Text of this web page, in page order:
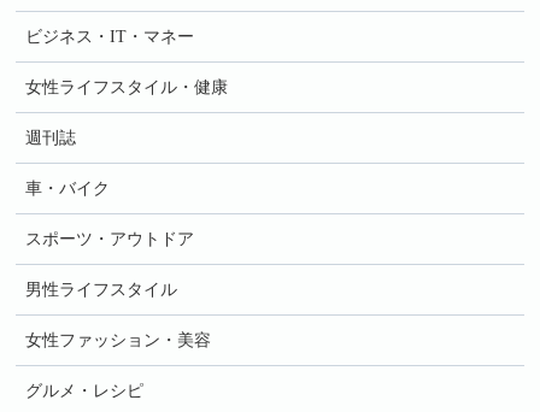
ビジネス・IT・マネー
女性ライフスタイル・健康
週刊誌
車・バイク
スポーツ・アウトドア
男性ライフスタイル
女性ファッション・美容
グルメ・レシピ